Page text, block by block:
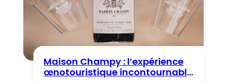
Maison Champy : l’expérience
œnotouristique incontournable